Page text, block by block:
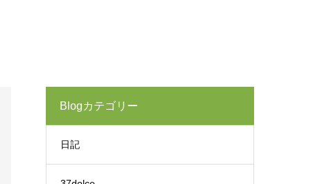
Blogカテゴリー
日記